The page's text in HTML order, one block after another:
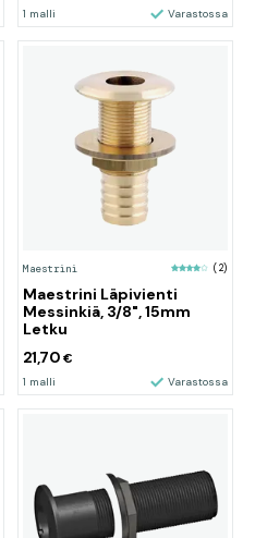
1 malli Varastossa
Maestrini (2)
Maestrini Läpivienti
Messinkiä, 3/8", 15mm
Letku
21,70 €
1 malli Varastossa